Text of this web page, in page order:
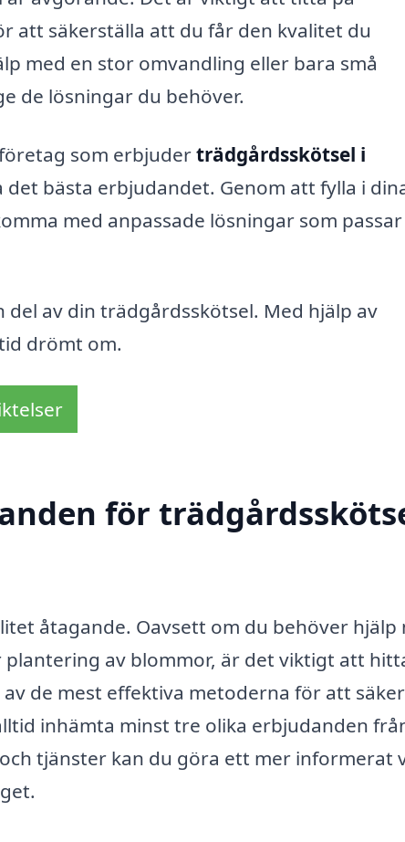
att säkerställa att du får den kvalitet du
med en stor omvandling eller bara små
de lösningar du behöver.
som erbjuderträdgårdsskötsel i
bästa erbjudandet. Genom att fylla i
med anpassade lösningar som
av din trädgårdsskötsel. Med hjälp av
drömt om.
för
åtagande. Oavsett om du behöver hjälp
av blommor, är det viktigt att
de mest effektiva metoderna för att
inhämta minst tre olika erbjudanden
tjänster kan du göra ett mer informerat